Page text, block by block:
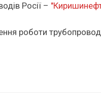
Росії –
роботи